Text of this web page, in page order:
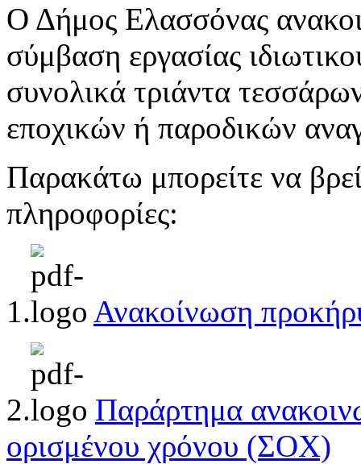
Ο Δήμος Ελασσόνας
σύμβαση εργασίας
συνολικά τριάντα
εποχικών ή παροδικών
Παρακάτω μπορείτε να
πληροφορίες:
1. Ανακοίνωση
2.
Παράρτημα
ορισμένου χρόνου (ΣΟΧ)